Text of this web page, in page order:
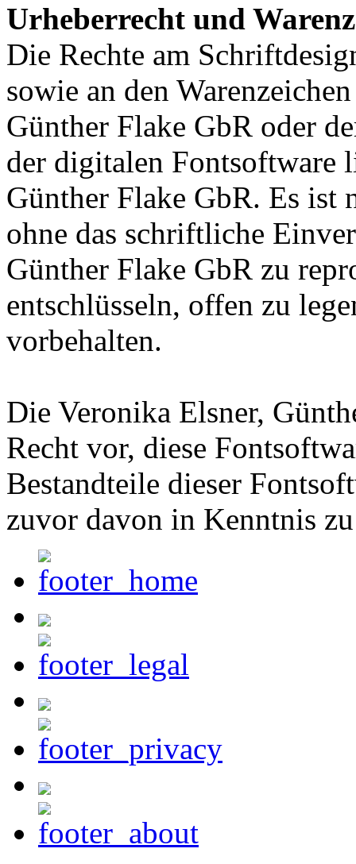
Urheberrecht und
Die Rechte am
sowie an den
Günther Flake GbR oder
der digitalen Fontsoftware
Günther Flake GbR. Es ist
ohne das schriftliche
Günther Flake GbR zu
entschlüsseln, offen zu
vorbehalten.
Die Veronika Elsner,
Recht vor, diese
Bestandteile dieser
zuvor davon in Kenntnis zu